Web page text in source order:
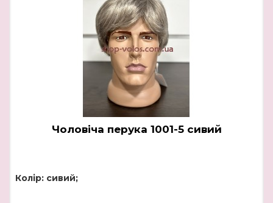
Чоловіча перука 1001-5 сивий
Колір: сивий;